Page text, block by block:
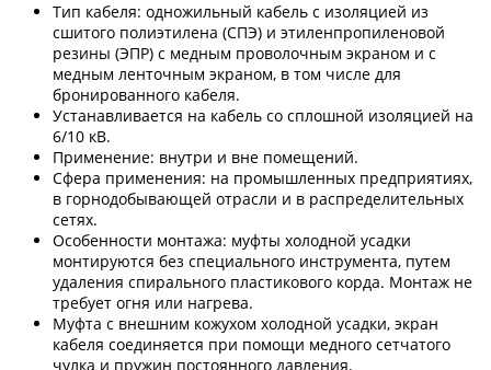
Тип кабеля: одножильный кабель с изоляцией из
сшитого полиэтилена (СПЭ) и этиленпропиленовой
резины (ЭПР) с медным проволочным экраном и с
медным ленточным экраном, в том числе для
бронированного кабеля.
Устанавливается на кабель со сплошной изоляцией на
6/10 кВ.
Применение: внутри и вне помещений.
Сфера применения: на промышленных предприятиях,
в горнодобывающей отрасли и в распределительных
сетях.
Особенности монтажа: муфты холодной усадки
монтируются без специального инструмента, путем
удаления спирального пластикового корда. Монтаж не
требует огня или нагрева.
Муфта с внешним кожухом холодной усадки, экран
кабеля соединяется при помощи медного сетчатого
чулка и пружин постоянного давления.